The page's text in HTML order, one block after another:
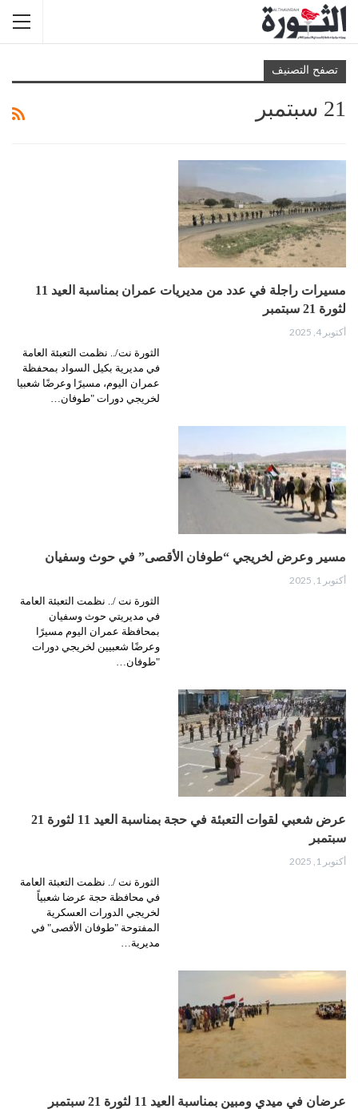
تصفح التصنيف
21 سبتمبر
مسيرات راجلة في عدد من مديريات عمران بمناسبة العيد 11
لثورة 21 سبتمبر
أكتوبر 4, 2025
الثورة نت/.. نظمت التعبئة العامة
في مديرية بكيل السواد بمحفظة
عمران اليوم، مسيرًا وعرضًا شعبيا
لخريجي دورات "طوفان…
مسير وعرض لخريجي “طوفان الأقصى” في حوث وسفيان
أكتوبر 1, 2025
الثورة نت /.. نظمت التعبئة العامة
في مديريتي حوث وسفيان
بمحافظة عمران اليوم مسيرًا
وعرضًا شعبيين لخريجي دورات
"طوفان…
عرض شعبي لقوات التعبئة في حجة بمناسبة العيد 11 لثورة 21
سبتمبر
أكتوبر 1, 2025
الثورة نت /.. نظمت التعبئة العامة
في محافظة حجة عرضا شعبياً
لخريجي الدورات العسكرية
المفتوحة "طوفان الأقصى" في
مديرية…
عرضان في ميدي ومبين بمناسبة العيد 11 لثورة 21 سبتمبر